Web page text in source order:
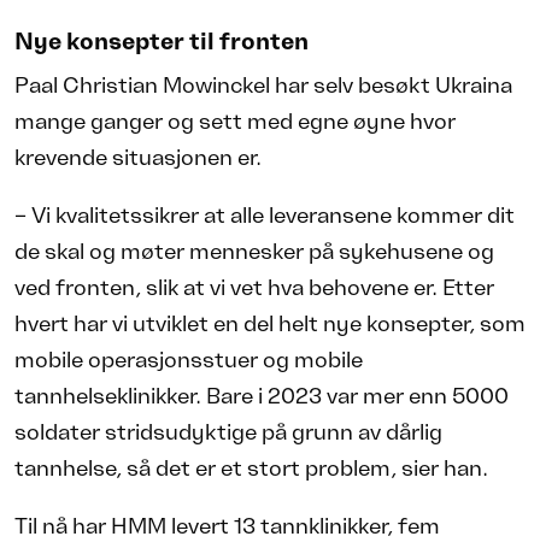
Nye konsepter til fronten
Paal Christian Mowinckel har selv besøkt Ukraina
mange ganger og sett med egne øyne hvor
krevende situasjonen er.
– Vi kvalitetssikrer at alle leveransene kommer dit
de skal og møter mennesker på sykehusene og
ved fronten, slik at vi vet hva behovene er. Etter
hvert har vi utviklet en del helt nye konsepter, som
mobile operasjonsstuer og mobile
tannhelseklinikker. Bare i 2023 var mer enn 5000
soldater stridsudyktige på grunn av dårlig
tannhelse, så det er et stort problem, sier han.
Til nå har HMM levert 13 tannklinikker, fem